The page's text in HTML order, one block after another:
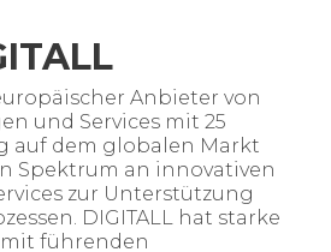
Anbieter von
und Services mit 25
auf dem globalen Markt
Spektrum an innovativen
zur Unterstützung
DIGITALL hat starke
führenden